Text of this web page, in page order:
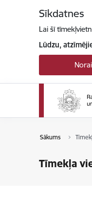
Sīkdatnes
Lai šī
Lūdzu,
Sākums
Tīmekļa